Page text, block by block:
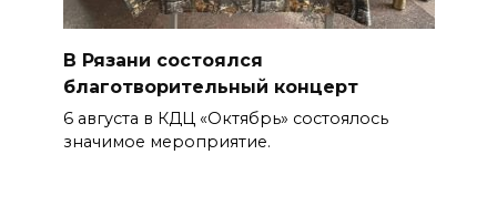
В Рязани состоялся
благотворительный концерт
6 августа в КДЦ «Октябрь» состоялось
значимое мероприятие.